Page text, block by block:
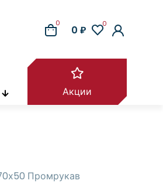
0
0 ₽ 0
Акции
Промрукав